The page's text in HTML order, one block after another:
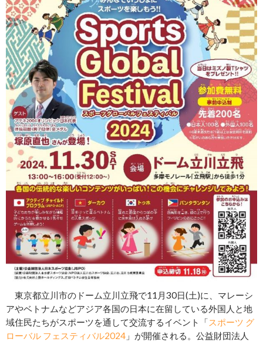
東京都立川市のドーム立川立飛で11月30日(土)に、マレーシ
アやベトナムなどアジア各国の日本に在留している外国人と地
域住民たちがスポーツを通して交流するイベント「スポーツ グ
ローバル フェスティバル2024 」が開催される。公益財団法人